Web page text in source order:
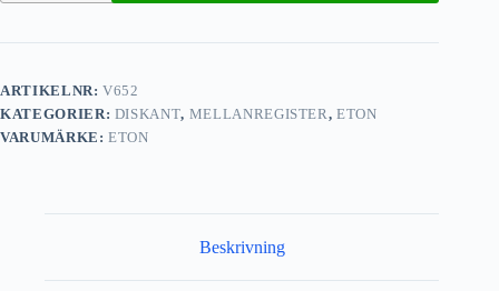
ARTIKELNR:V652
KATEGORIER: DISKANT, MELLANREGISTER,ETON
VARUMÄRKE:ETON
Beskrivning